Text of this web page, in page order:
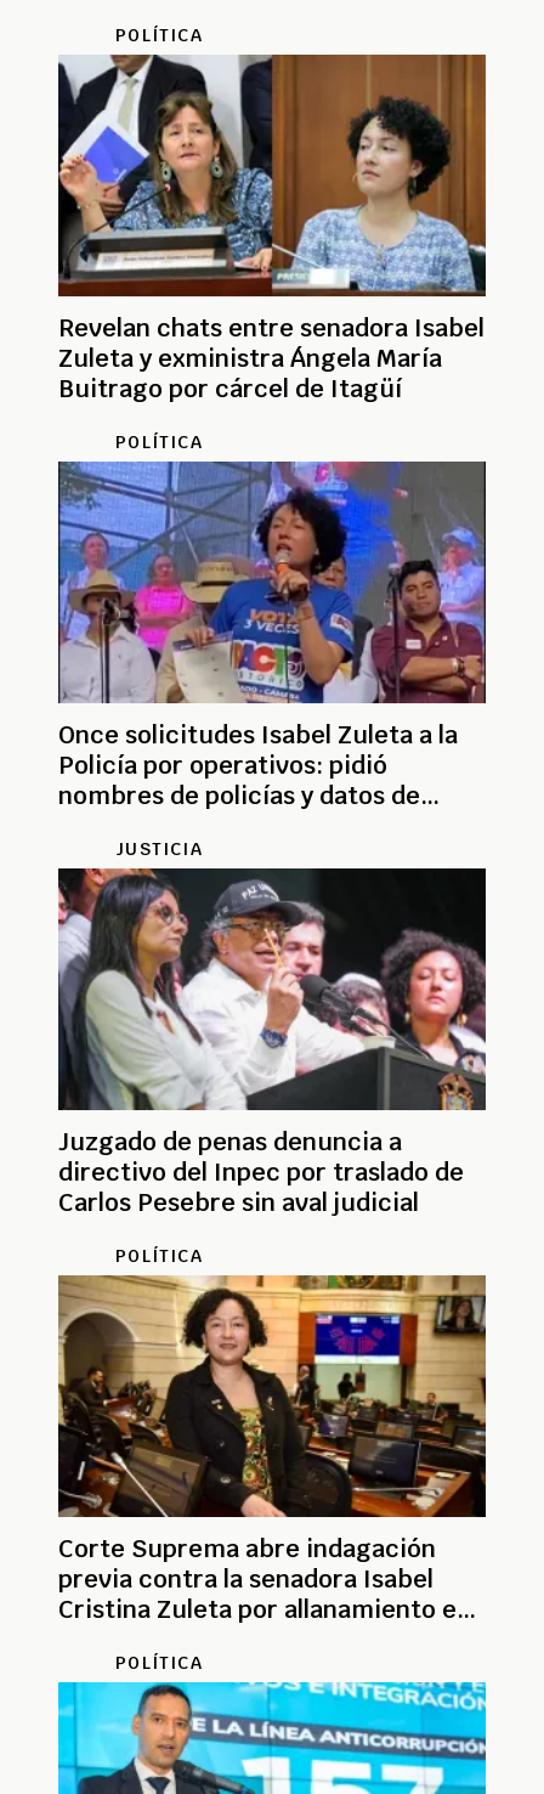
POLÍTICA
Revelan chats entre senadora Isabel
Zuleta y exministra Ángela María
Buitrago por cárcel de Itagüí
POLÍTICA
Once solicitudes Isabel Zuleta a la
Policía por operativos: pidió
nombres de policías y datos de
JUSTICIA
Juzgado de penas denuncia a
directivo del Inpec por traslado de
Carlos Pesebre sin aval judicial
POLÍTICA
Corte Suprema abre indagación
previa contra la senadora Isabel
Cristina Zuleta por allanamiento en
POLÍTICA